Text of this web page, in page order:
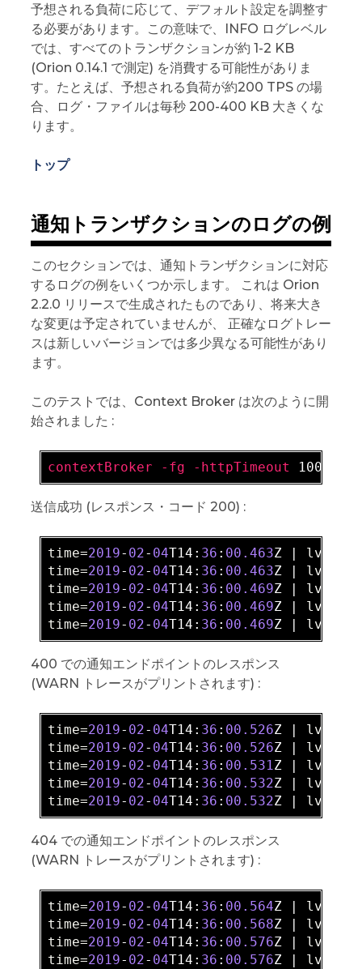
予想される負荷に応じて、デフォルト設定を調整す
る必要があります。この意味で、INFO ログレベル
では、すべてのトランザクションが約 1-2 KB
(Orion 0.14.1 で測定) を消費する可能性がありま
す。たとえば、予想される負荷が約200 TPS の場
合、ログ・ファイルは毎秒 200-400 KB 大きくな
ります。
トップ
通知トランザクションのログの例
このセクションでは、通知トランザクションに対応
するログの例をいくつか示します。 これは Orion
2.2.0 リリースで生成されたものであり、将来大き
な変更は予定されていませんが、 正確なログトレー
スは新しいバージョンでは多少異なる可能性があり
ます。
このテストでは、Context Broker は次のように開
始されました :
contextBroker -fg -httpTimeout 10000
送信成功 (レスポンス・コード 200) :
time=2019- 02- 04T14: 36 : 00.463Z | lvl=
time=2019- 02- 04T14: 36 : 00.463Z | lvl=
time=2019- 02- 04T14: 36 : 00.469Z | lvl=
time=2019- 02- 04T14: 36 : 00.469Z | lvl=
time=2019- 02- 04T14: 36 : 00.469Z | lvl=
400 での通知エンドポイントのレスポンス
(WARN トレースがプリントされます) :
time=2019- 02- 04T14: 36 : 00.526Z | lvl=
time=2019- 02- 04T14: 36 : 00.526Z | lvl=
time=2019- 02- 04T14: 36 : 00.531Z | lvl=
time=2019- 02- 04T14: 36 : 00.532Z | lvl=
time=2019- 02- 04T14: 36 : 00.532Z | lvl=
404 での通知エンドポイントのレスポンス
(WARN トレースがプリントされます) :
time=2019- 02- 04T14: 36 : 00.564Z | lvl=
time=2019- 02- 04T14: 36 : 00.568Z | lvl=
time=2019- 02- 04T14: 36 : 00.576Z | lvl=
time=2019- 02- 04T14: 36 : 00.576Z | lvl=